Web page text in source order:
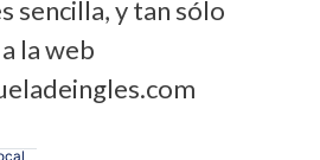
sencilla, y tan sólo
la web